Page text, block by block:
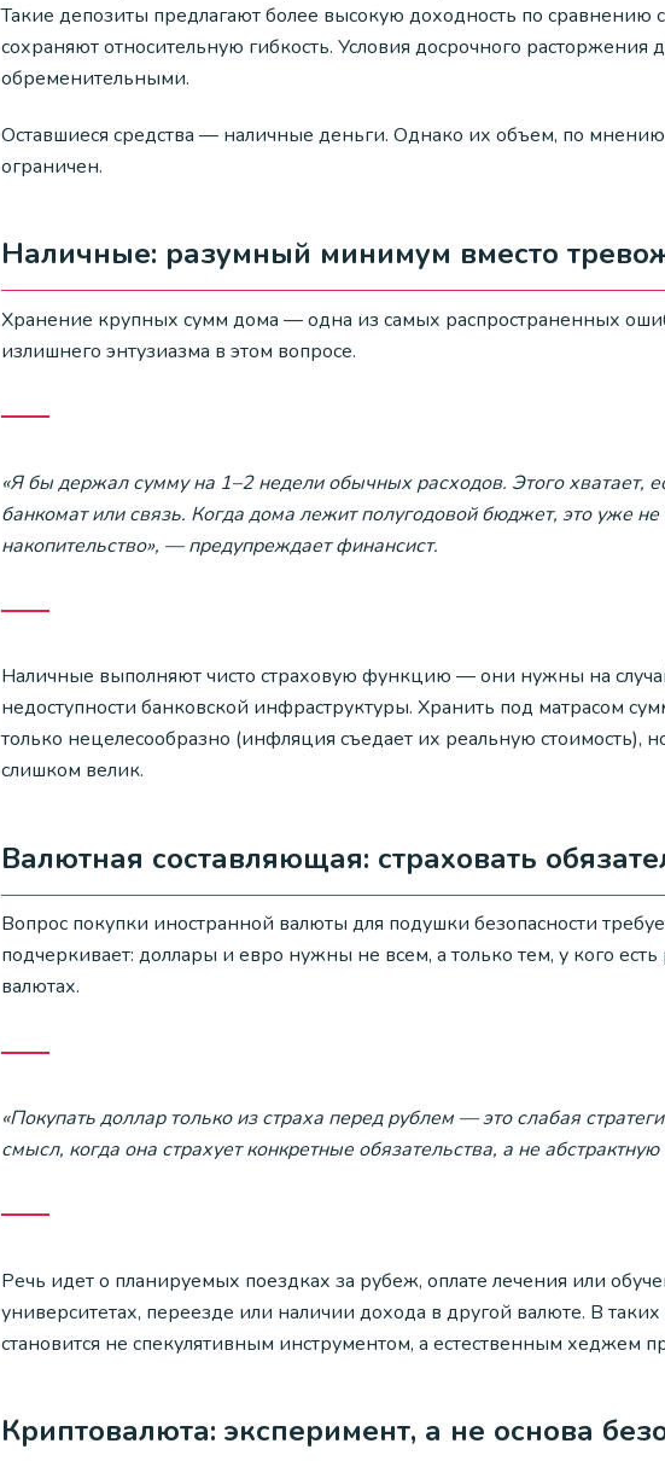
Такие депозиты предлагают более высокую доходность по сравнению
сохраняют относительную гибкость. Условия досрочного
обременительными.
Оставшиеся средства — наличные деньги. Однако их объем, по мнению
ограничен.
Наличные: разумный минимум вместо
Хранение крупных сумм дома — одна из самых распространенных
излишнего энтузиазма в этом вопросе.
«Я бы держал сумму на 1–2 недели обычных расходов. Этого хватает,
банкомат или связь. Когда дома лежит полугодовой бюджет, это уже
накопительство», — предупреждает финансист.
Наличные выполняют чисто страховую функцию — они нужны на
недоступности банковской инфраструктуры. Хранить под матрасом
только нецелесообразно (инфляция съедает их реальную стоимость),
слишком велик.
Валютная составляющая: страховать
Вопрос покупки иностранной валюты для подушки безопасности
подчеркивает: доллары и евро нужны не всем, а только тем, у кого
валютах.
«Покупать доллар только из страха перед рублем — это слабая
смысл, когда она страхует конкретные обязательства, а не
Речь идет о планируемых поездках за рубеж, оплате лечения или
университетах, переезде или наличии дохода в другой валюте. В
становится не спекулятивным инструментом, а естественным хеджем
Криптовалюта: эксперимент, а не основа